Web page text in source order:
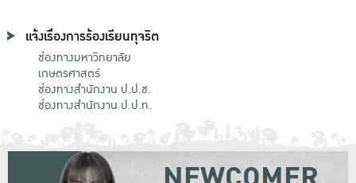
แจ้งเรื่องการร้องเรียนทุจริต
ช่องทางมหาวิทยาลัย
เกษตรศาสตร์
ช่องทางสำนักงาน ป.ป.ช.
ช่องทางสำนักงาน ป.ป.ท.